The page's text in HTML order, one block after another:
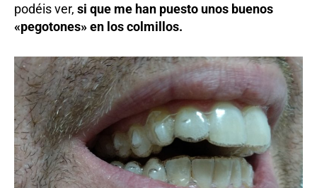
podéis ver, si que me han puesto unos buenos
«pegotones» en los colmillos.